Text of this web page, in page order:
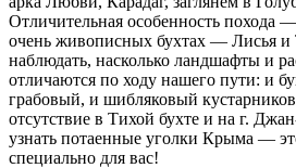
Отличительная особенность похода
очень живописных бухтах — Лисья и
наблюдать, насколько ландшафты и
отличаются по ходу нашего пути: и
грабовый, и шибляковый
отсутствие в Тихой бухте и на г.
узнать потаенные уголки Крыма —
специально для вас!